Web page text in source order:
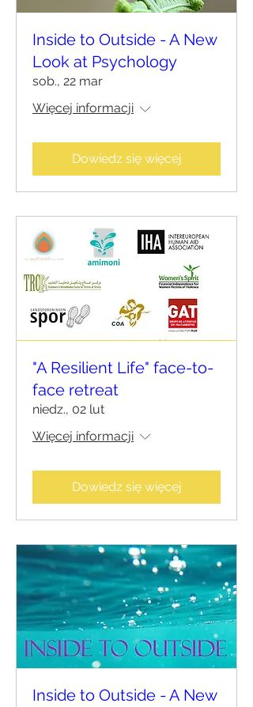
Inside to Outside - A New
Look at Psychology
sob., 22 mar
Więcej informacji
Dowiedz się więcej
"A Resilient Life" face-to-
face retreat
niedz., 02 lut
Więcej informacji
Dowiedz się więcej
Inside to Outside - A New